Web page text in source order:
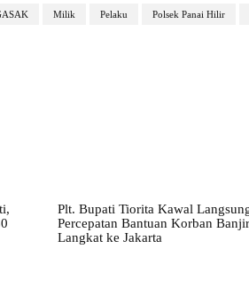
Milik Pelaku Polsek Panai Hilir
Plt. Bupati Tiorita Kawal
Percepatan Bantuan Korban Banjir
Langkat ke Jakarta